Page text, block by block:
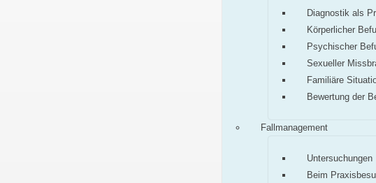
Diagnostik als
Körperlicher
Psychischer
Sexueller
Familiäre
Bewertung der
Fallmanagement
Untersuchungen
Beim